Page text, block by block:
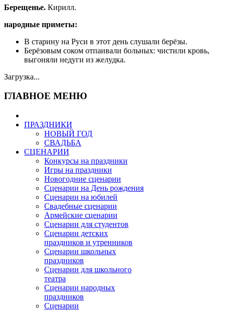
Берещенье. Кирилл.
народные приметы:
В старину на Руси в этот день слушали берёзы.
Берёзовым соком отпаивали больных: чистили кровь,
выгоняли недуги из желудка.
Загрузка...
ГЛАВНОЕ МЕНЮ
ПРАЗДНИКИ
НОВЫЙ ГОД
СВАДЬБА
СЦЕНАРИИ
Конкурсы на праздники
Игры на праздники
Новогодние сценарии
Сценарии на День рождения
Сценарии на юбилей
Свадебные сценарии
Армейские сценарии
Сценарии для студентов
Сценарии детских
праздников и утренников
Сценарии школьных
праздников
Сценарии для школьного
театра
Сценарии народных
праздников
Сценарии